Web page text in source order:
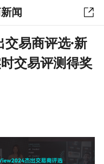
闻
易商评选·新
交易评测得奖